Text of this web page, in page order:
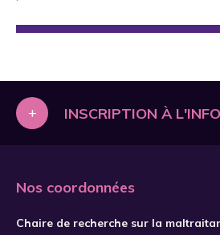
+ INSCRIPTION À
Nos coordonnées
Chaire de recherche sur la